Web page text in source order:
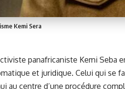
Kemi Sera
panafricaniste Kemi Seba
et juridique. Celui qui se
au centre d’une procédure